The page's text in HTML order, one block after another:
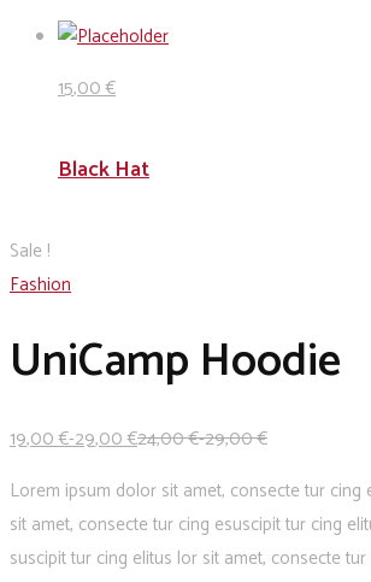
15,00€
Black Hat
Sale !
Fashion
UniCamp Hoodie
19,00€-29,00€24,00€-29,00€
Lorem ipsum dolor sit amet, consecte tur cing
sit amet, consecte tur cing esuscipit tur cing
suscipit tur cing elitus lor sit amet, consecte